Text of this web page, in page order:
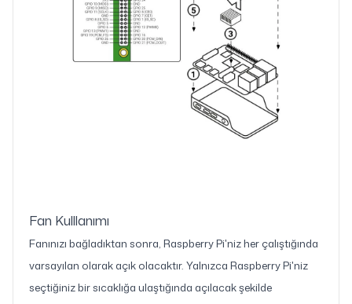
Fan Kulllanımı
Fanınızı bağladıktan sonra, Raspberry Pi'niz her çalıştığında
varsayılan olarak açık olacaktır. Yalnızca Raspberry Pi'niz
seçtiğiniz bir sıcaklığa ulaştığında açılacak şekilde